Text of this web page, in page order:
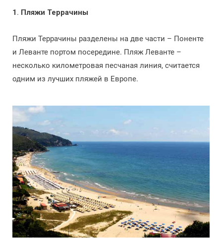
1 . Пляжи Террачины
Пляжи Террачины разделены на две части – Поненте
и Леванте портом посередине. Пляж Леванте –
несколько километровая песчаная линия, считается
одним из лучших пляжей в Европе.